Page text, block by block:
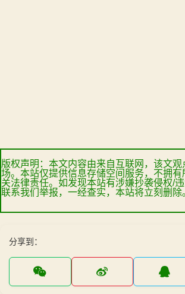
版权声明：本文内容由来自互联网，该文观
场。本站仅提供信息存储空间服务，不拥有
关法律责任。如发现本站有涉嫌抄袭侵权/
联系我们举报，一经查实，本站将立刻删除
分享到：